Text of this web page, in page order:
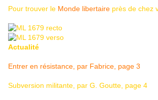
Pour trouver le Monde libertaire près de chez
Actualité
Entrer en résistance, par Fabrice, page 3
Subversion militante, par G. Goutte, page 4